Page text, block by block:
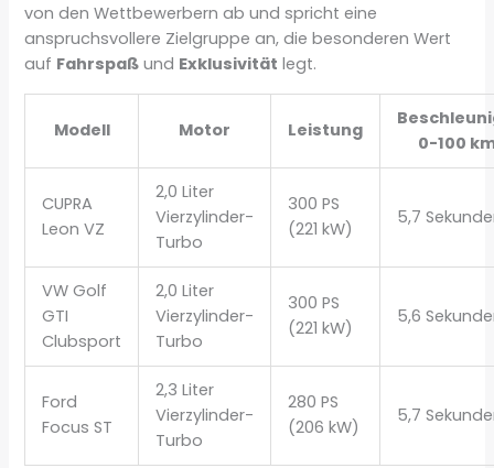
von den Wettbewerbern ab und spricht eine
anspruchsvollere Zielgruppe an, die besonderen Wert
auf Fahrspaß und Exklusivität legt.
Modell Motor Leistung
0-100
CUPRA
Leon VZ
2,0 Liter
Vierzylinder-
Turbo
300 PS
(221 kW)
5,7
VW Golf
GTI
Clubsport
2,0 Liter
Vierzylinder-
Turbo
300 PS
(221 kW)
5,6
Ford
Focus ST
2,3 Liter
Vierzylinder-
Turbo
280 PS
(206 kW)
5,7